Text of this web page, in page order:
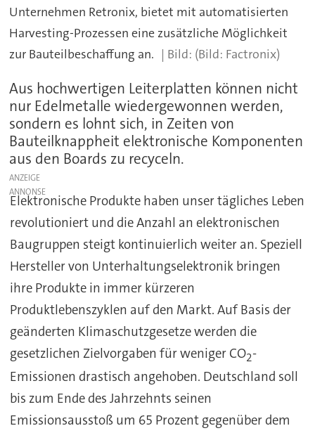
Unternehmen Retronix, bietet mit automatisierten
Harvesting-Prozessen eine zusätzliche Möglichkeit
zur Bauteilbeschaffung an.
(Bild: Factronix)
Aus hochwertigen Leiterplatten können nicht
nur Edelmetalle wiedergewonnen werden,
sondern es lohnt sich, in Zeiten von
Bauteilknappheit elektronische Komponenten
aus den Boards zu recyceln.
ANZEIGE
Elektronische Produkte haben unser tägliches Leben
revolutioniert und die Anzahl an elektronischen
Baugruppen steigt kontinuierlich weiter an. Speziell
Hersteller von Unterhaltungselektronik bringen
ihre Produkte in immer kürzeren
Produktlebenszyklen auf den Markt. Auf Basis der
geänderten Klimaschutzgesetze werden die
gesetzlichen Zielvorgaben für weniger CO2-
Emissionen drastisch angehoben. Deutschland soll
bis zum Ende des Jahrzehnts seinen
Emissionsausstoß um 65 Prozent gegenüber dem